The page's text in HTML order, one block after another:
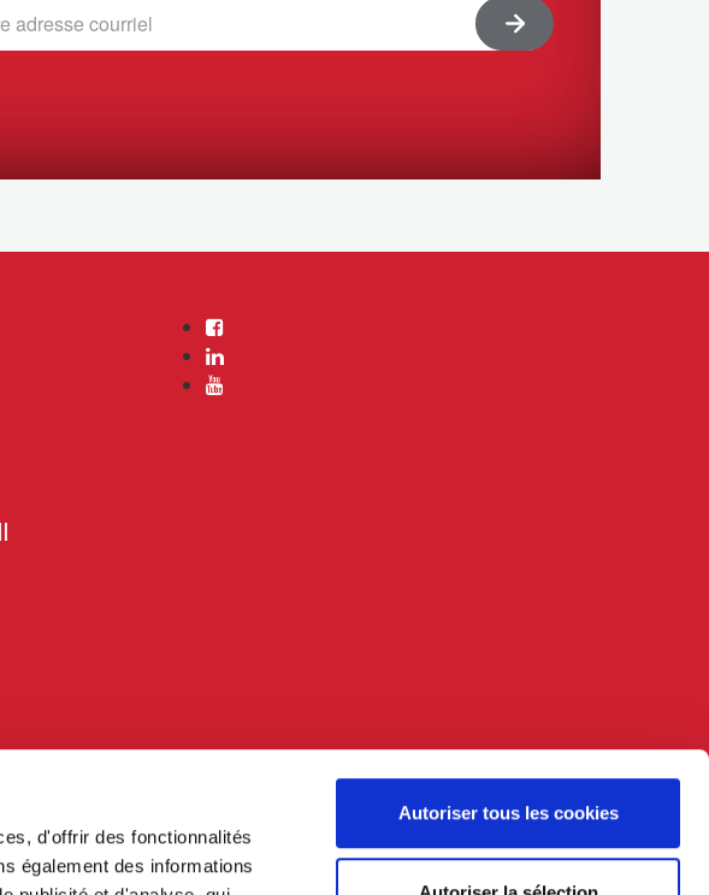
d'offrir des fonctionnalités
également des informations
Autoriser tous les cookies